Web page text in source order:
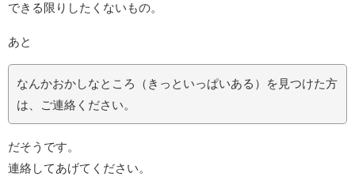
できる限りしたくないもの。
あと
なんかおかしなところ（きっといっぱいある）を見つけた方
は、ご連絡ください。
だそうです。
連絡してあげてください。